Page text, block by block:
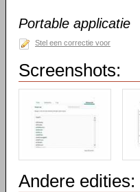
Portable applicatie
Stel een correctie voor
Screenshots:
Andere edities: